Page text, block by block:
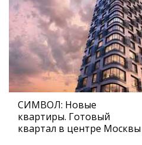
СИМВОЛ: Новые
квартиры. Готовый
квартал в центре Москвы